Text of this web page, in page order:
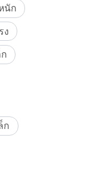
นัก
ง
ก